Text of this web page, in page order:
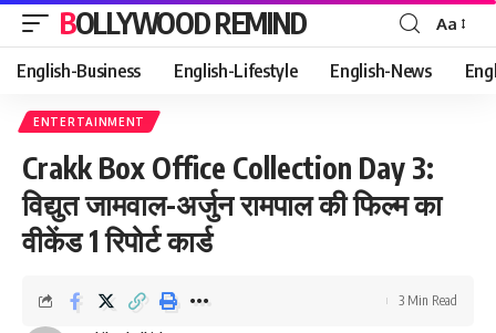
BOLLYWOOD REMIND
Font
Resizer
Aa
English-Business English-Lifestyle English-News
ENTERTAINMENT
Crakk Box Office Collection Day 3:
विद्युत जामवाल-अर्जुन रामपाल की फिल्म का
वीकेंड 1 रिपोर्ट कार्ड
3 Min Read